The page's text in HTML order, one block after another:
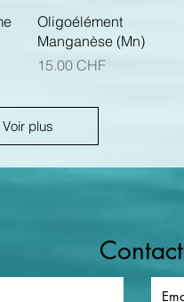
Aperçu rapide
Oligoélément
Manganèse (Mn)
Prix
15.00 CHF
Voir plus
Contact